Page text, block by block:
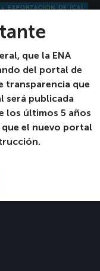
que la ENA
del portal de
transparencia que
será publicada
los últimos 5 años
el nuevo portal
+ EXPORTACIÓN DE ICAL
ciclo 01-2022
de 1° año, según
programación»